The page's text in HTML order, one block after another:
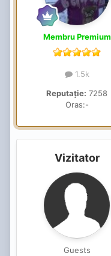
Membru Premium
1.5k
Reputație: 7258
Oras:-
Vizitator
Guests